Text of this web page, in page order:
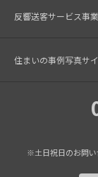
反響送客サービス事
住まいの事例写真サ
※土日祝日のお問い